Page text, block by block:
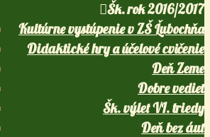
Šk. rok 2016/2017
Kultúrne vystúpenie v ZŠ Ľubochňa
Didaktické hry a účelové cvičenie
Deň Zeme
Dobre vedieť
Šk. výlet VI. triedy
Deň bez áut